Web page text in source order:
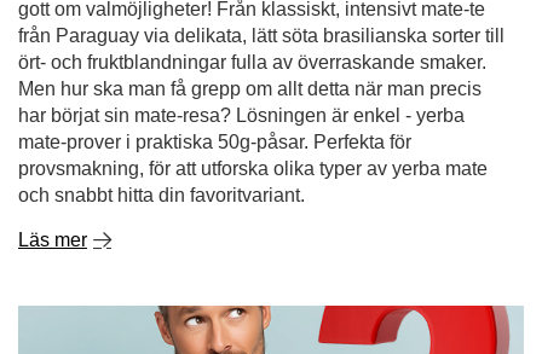
provsmakning, för att utforska olika typer av yerba mate
och snabbt hitta din favoritvariant.
Läs mer